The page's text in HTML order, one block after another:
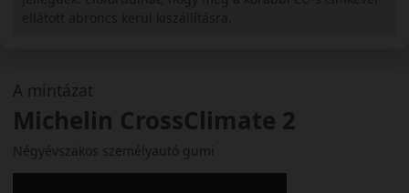
A mintázat
Michelin CrossClimate 2
Négyévszakos személyautó gumi